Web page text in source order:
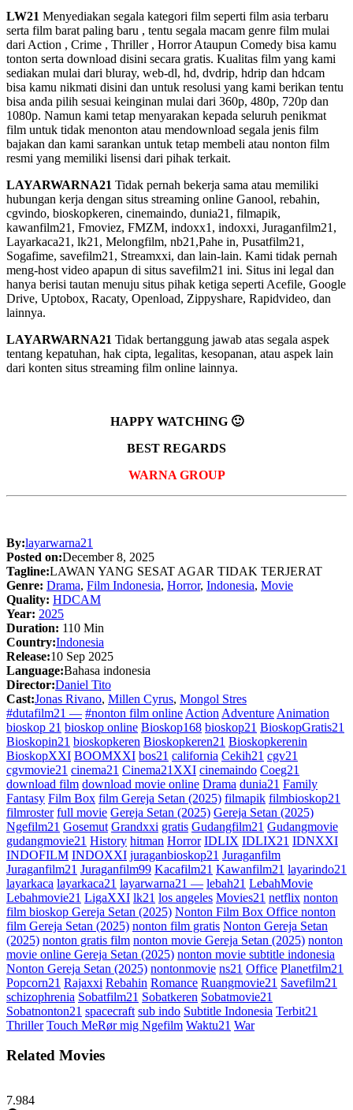
LW21 Menyediakan segala kategori film seperti film asia terbaru
serta film barat paling baru , tentu segala macam genre film mulai
dari Action , Crime , Thriller , Horror Ataupun Comedy bisa kamu
tonton serta download disini secara gratis. Kualitas film yang kami
sediakan mulai dari bluray, web-dl, hd, dvdrip, hdrip dan hdcam
bisa kamu nikmati disini dan untuk resolusi yang kami berikan tentu
bisa anda pilih sesuai keinginan mulai dari 360p, 480p, 720p dan
1080p. Namun kami tetap menyarakan kepada seluruh penikmat
film untuk tidak menonton atau mendownload segala jenis film
bajakan dan kami sarankan untuk tetap membeli atau nonton film
resmi yang memiliki lisensi dari pihak terkait.
LAYARWARNA21 Tidak pernah bekerja sama atau memiliki
hubungan kerja dengan situs streaming online Ganool, rebahin,
cgvindo, bioskopkeren, cinemaindo, dunia21, filmapik,
kawanfilm21, Fmoviez, FMZM, indoxx1, indoxxi, Juraganfilm21,
Layarkaca21, lk21, Melongfilm, nb21,Pahe in, Pusatfilm21,
Sogafime, savefilm21, Streamxxi, dan lain-lain. Kami tidak pernah
meng-host video apapun di situs savefilm21 ini. Situs ini legal dan
hanya berisi tautan menuju situs pihak ketiga seperti Acefile, Google
Drive, Uptobox, Racaty, Openload, Zippyshare, Rapidvideo, dan
lainnya.
LAYARWARNA21 Tidak bertanggung jawab atas segala aspek
tentang kepatuhan, hak cipta, legalitas, kesopanan, atau aspek lain
dari konten situs streaming film online lainnya.
HAPPY WATCHING 🙂
BEST REGARDS
WARNA GROUP
By:layarwarna21
Posted on:December 8, 2025
Tagline:LAWAN YANG SESAT AGAR TIDAK TERJERAT
Genre: Drama, Film Indonesia, Horror, Indonesia, Movie
Quality: HDCAM
Year: 2025
Duration: 110 Min
Country:Indonesia
Release:10 Sep 2025
Language:Bahasa indonesia
Director:Daniel Tito
Cast:Jonas Rivano, Millen Cyrus, Mongol Stres
#dutafilm21 — #nonton film online Action Adventure Animation
bioskop 21 bioskop online Bioskop168 bioskop21 BioskopGratis21
Bioskopin21 bioskopkeren Bioskopkeren21 Bioskopkerenin
BioskopXXI BOOMXXI bos21 california Cekih21 cgv21
cgvmovie21 cinema21 Cinema21XXI cinemaindo Coeg21
download film download movie online Drama dunia21 Family
Fantasy Film Box film Gereja Setan (2025) filmapik filmbioskop21
filmroster full movie Gereja Setan (2025) Gereja Setan (2025)
Ngefilm21 Gosemut Grandxxi gratis Gudangfilm21 Gudangmovie
gudangmovie21 History hitman Horror IDLIX IDLIX21 IDNXXI
INDOFILM INDOXXI juraganbioskop21 Juraganfilm
Juraganfilm21 Juraganfilm99 Kacafilm21 Kawanfilm21 layarindo21
layarkaca layarkaca21 layarwarna21 — lebah21 LebahMovie
Lebahmovie21 LigaXXI lk21 los angeles Movies21 netflix nonton
film bioskop Gereja Setan (2025) Nonton Film Box Office nonton
film Gereja Setan (2025) nonton film gratis Nonton Gereja Setan
(2025) nonton gratis film nonton movie Gereja Setan (2025) nonton
movie online Gereja Setan (2025) nonton movie subtitle indonesia
Nonton Gereja Setan (2025) nontonmovie ns21 Office Planetfilm21
Popcorn21 Rajaxxi Rebahin Romance Ruangmovie21 Savefilm21
schizophrenia Sobatfilm21 Sobatkeren Sobatmovie21
Sobatnonton21 spacecraft sub indo Subtitle Indonesia Terbit21
Thriller Touch MeRør mig Ngefilm Waktu21 War
Related Movies
7.984